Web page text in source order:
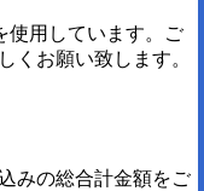
用しています。ご
くお願い致します。
みの総合計金額をご